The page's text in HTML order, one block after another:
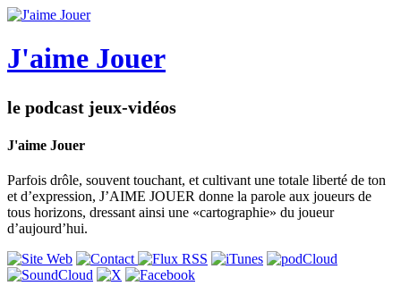
J'aime Jouer
le podcast jeux-vidéos
J'aime Jouer
Parfois drôle, souvent touchant, et cultivant une totale liberté de ton
et d’expression, J’AIME JOUER donne la parole aux joueurs de
tous horizons, dressant ainsi une «cartographie» du joueur
d’aujourd’hui.